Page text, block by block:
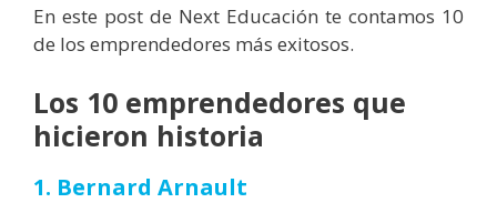
En este post de Next Educación te contamos 10
de los emprendedores más exitosos.
Los 10 emprendedores que
hicieron historia
1. Bernard Arnault